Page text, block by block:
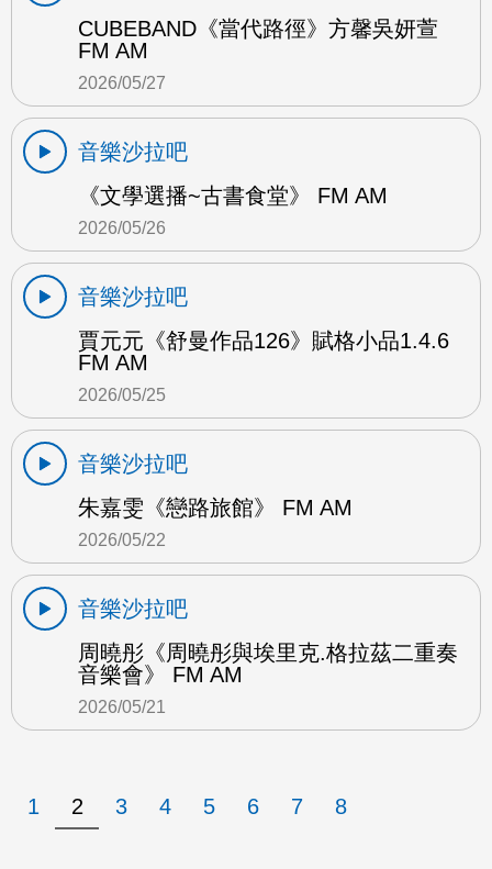
CUBEBAND《當代路徑》方馨吳妍萱
FM AM
2026/05/27
音樂沙拉吧
《文學選播~古書食堂》 FM AM
2026/05/26
音樂沙拉吧
賈元元《舒曼作品126》賦格小品1.4.6
FM AM
2026/05/25
音樂沙拉吧
朱嘉雯《戀路旅館》 FM AM
2026/05/22
音樂沙拉吧
周曉彤《周曉彤與埃里克.格拉茲二重奏
音樂會》 FM AM
2026/05/21
1 2 3 4 5 6 7 8